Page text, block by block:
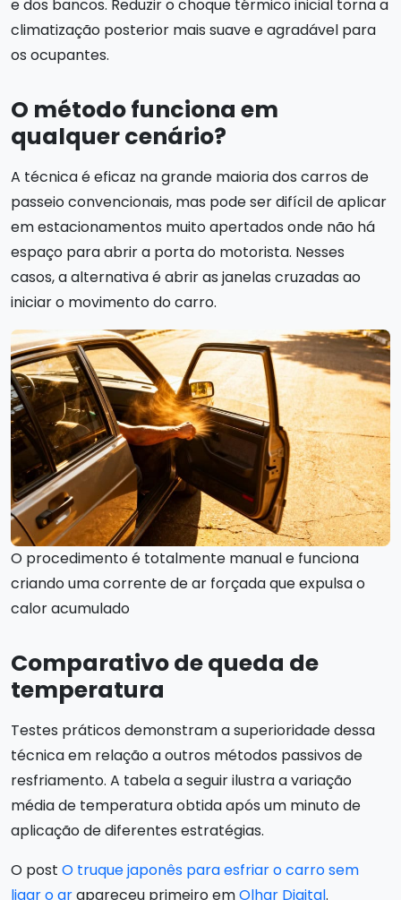
e dos bancos. Reduzir o choque térmico inicial torna a
climatização posterior mais suave e agradável para
os ocupantes.
O método funciona em
qualquer cenário?
A técnica é eficaz na grande maioria dos carros de
passeio convencionais, mas pode ser difícil de aplicar
em estacionamentos muito apertados onde não há
espaço para abrir a porta do motorista. Nesses
casos, a alternativa é abrir as janelas cruzadas ao
iniciar o movimento do carro.
O procedimento é totalmente manual e funciona
criando uma corrente de ar forçada que expulsa o
calor acumulado
Comparativo de queda de
temperatura
Testes práticos demonstram a superioridade dessa
técnica em relação a outros métodos passivos de
resfriamento. A tabela a seguir ilustra a variação
média de temperatura obtida após um minuto de
aplicação de diferentes estratégias.
O post O truque japonês para esfriar o carro sem
ligar o arapareceu primeiro emOlhar Digital.